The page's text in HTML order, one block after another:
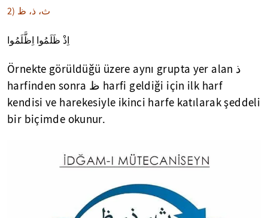
2) ث، ذ، ظ
اِذْ ظَلَمُوا اِظَّلَمُوا
Örnekte görüldüğü üzere aynı grupta yer alan ذ
harfinden sonra ظ harfi geldiği için ilk harf
kendisi ve harekesiyle ikinci harfe katılarak şeddeli
bir biçimde okunur.